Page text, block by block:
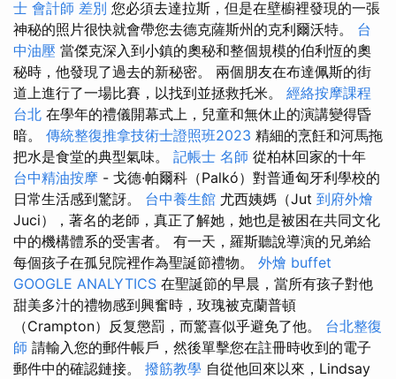
士 會計師 差別 您必須去達拉斯，但是在壁櫥裡發現的一張
神秘的照片很快就會帶您去德克薩斯州的克利爾沃特。 台
中油壓 當傑克深入到小鎮的奧秘和整個規模的伯利恆的奧
秘時，他發現了過去的新秘密。 兩個朋友在布達佩斯的街
道上進行了一場比賽，以找到並拯救托米。 經絡按摩課程
台北 在學年的禮儀開幕式上，兒童和無休止的演講變得昏
暗。 傳統整復推拿技術士證照班2023 精細的烹飪和河馬拖
把水是食堂的典型氣味。 記帳士 名師 從柏林回家的十年
台中精油按摩 - 戈德·帕爾科（Palkó）對普通匈牙利學校的
日常生活感到驚訝。 台中養生館 尤西姨媽（Jut 到府外燴
Juci），著名的老師，真正了解她，她也是被困在共同文化
中的機構體系的受害者。 有一天，羅斯聽說導演的兄弟給
每個孩子在孤兒院裡作為聖誕節禮物。 外燴 buffet
GOOGLE ANALYTICS 在聖誕節的早晨，當所有孩子對他
甜美多汁的禮物感到興奮時，玫瑰被克蘭普頓
（Crampton）反复懲罰，而驚喜似乎避免了他。 台北整復
師 請輸入您的郵件帳戶，然後單擊您在註冊時收到的電子
郵件中的確認鏈接。 撥筋教學 自從他回來以來，Lindsay